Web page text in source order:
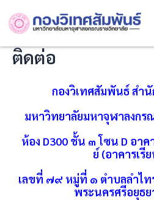
content
ติดต่อ
กองวิเทศสัมพันธ์ สำ
มหาวิทยาลัยมหาจุฬาลงกร
ห้อง D300 ชั้น ๓ โซน D อา
ย์ (อาคารเรี
เลขที่ ๗๙ หมู่ที่ ๑ ตำบลลำไท
พระนครศรีอยุธ